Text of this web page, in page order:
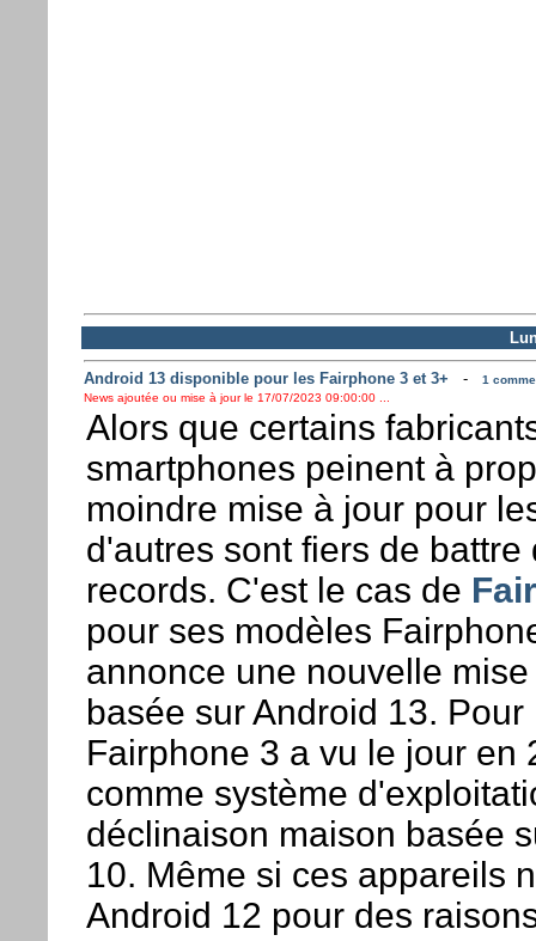
Android 13 disponible pour les Fairphone 3 et 3+ -
1
News ajoutée ou mise à jour le 17/07/2023 09:00:00 ...
Alors que certains
smartphones peinent à
moindre mise à jour pour
d'autres sont fiers de battre
records. C'est le cas de
pour ses modèles
annonce une nouvelle
basée sur Android 13.
Fairphone 3 a vu le jour en
comme système
déclinaison maison basée
10. Même si ces appareils
Android 12 pour des